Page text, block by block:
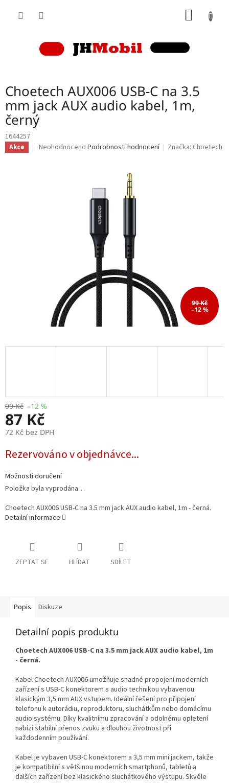
Choetech AUX006 USB-C na 3.5
mm jack AUX audio kabel, 1m,
černý
1644257
Akce
Průměrné
Neohodnoceno Podrobnosti hodnocení Značka: Choetech
99 Kč
–12 %
99 Kč –12 %
87 Kč
72 Kč bez DPH
cena:
Rezervováno v objednávce...
Možnosti doručení
Položka byla vyprodána…
Choetech AUX006 USB-C na 3.5 mm jack AUX audio kabel, 1m - černá.
Detailní informace
ZEPTAT SE HLÍDAT SDÍLET
Popis Diskuze
Detailní popis produktu
Choetech AUX006 USB-C na 3.5 mm jack AUX audio kabel, 1m
- černá.
Kabel Choetech AUX006 umožňuje snadné propojení moderních
zařízení s USB-C konektorem s audio technikou vybavenou
klasickým 3,5 mm AUX vstupem. Ideální řešení pro připojení
telefonu k autorádiu, reproduktoru, sluchátkům nebo domácímu
audio systému. Díky kvalitnímu zpracování a odolnému opletení
nabízí stabilní přenos zvuku a dlouhou životnost při
každodenním používání.
Kabel je vybaven USB-C konektorem a 3,5 mm mini jackem, takže
je kompatibilní s většinou moderních smartphonů, tabletů a
dalších zařízení bez klasického sluchátkového výstupu. Skvěle